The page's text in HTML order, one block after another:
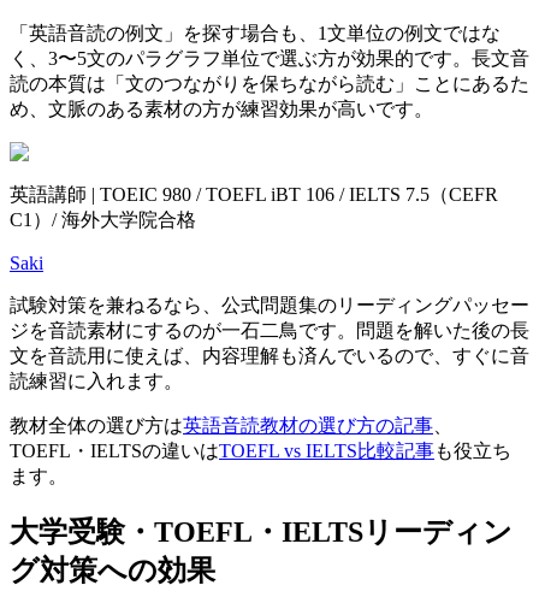
「英語音読の例文」を探す場合も、1文単位の例文ではな
く、3〜5文のパラグラフ単位で選ぶ方が効果的です。長文音
読の本質は「文のつながりを保ちながら読む」ことにあるた
め、文脈のある素材の方が練習効果が高いです。
英語講師 | TOEIC 980 / TOEFL iBT 106 / IELTS 7.5（CEFR
C1）/ 海外大学院合格
Saki
試験対策を兼ねるなら、公式問題集のリーディングパッセー
ジを音読素材にするのが一石二鳥です。問題を解いた後の長
文を音読用に使えば、内容理解も済んでいるので、すぐに音
読練習に入れます。
教材全体の選び方は英語音読教材の選び方の記事
TOEFL・IELTSの違いはTOEFL vs IELTS比較記事も役立ち
ます。
大学受験・TOEFL・IELTSリーディン
グ対策への効果